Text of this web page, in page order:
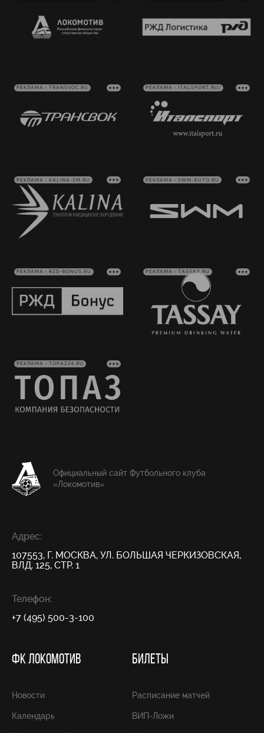
РЕКЛАМА • TRANSVOC.RU РЕКЛАМА • ITALSPORT.RU/
РЕКЛАМА • KALINA-SM.RU РЕКЛАМА • SWM-AUTO.RU
РЕКЛАМА • RZD-BONUS.RU РЕКЛАМА • TASSAY.RU
РЕКЛАМА • TOPAZ24.RU
Официальный сайт Футбольного клуба
«Локомотив»
Адрес:
107553, Г. МОСКВА, УЛ. БОЛЬШАЯ ЧЕРКИЗОВСКАЯ,
ВЛД. 125, СТР. 1
Телефон:
+7 (495) 500-3-100
ФК ЛОКОМОТИВ
Новости
Календарь
БИЛЕТЫ
Расписание матчей
ВИП-Ложи